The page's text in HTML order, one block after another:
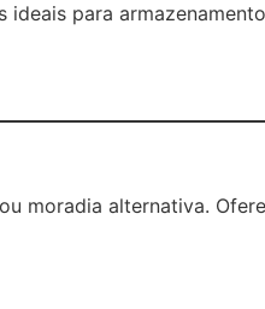
para
moradia alternativa.